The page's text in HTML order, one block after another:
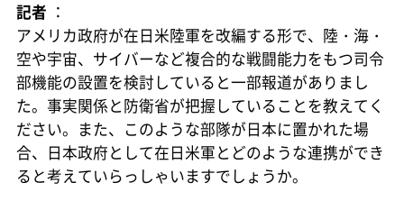
記者 ：
アメリカ政府が在日米陸軍を改編する形で、陸・海・
空や宇宙、サイバーなど複合的な戦闘能力をもつ司令
部機能の設置を検討していると一部報道がありまし
た。事実関係と防衛省が把握していることを教えてく
ださい。また、このような部隊が日本に置かれた場
合、日本政府として在日米軍とどのような連携ができ
ると考えていらっしゃいますでしょうか。